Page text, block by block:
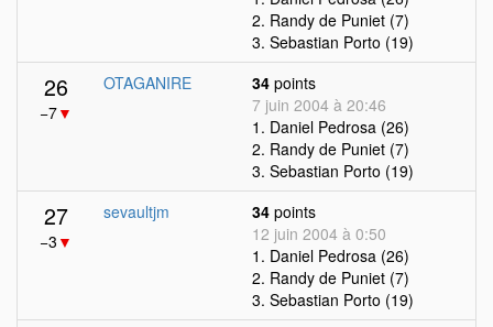
2. Randy de Puniet (7)
3. Sebastian Porto (19)
26
−7▼
OTAGANIRE 34 points
7 juin 2004 à 20:46
1. Daniel Pedrosa (26)
2. Randy de Puniet (7)
3. Sebastian Porto (19)
27
−3 ▼
sevaultjm 34 points
12 juin 2004 à 0:50
1. Daniel Pedrosa (26)
2. Randy de Puniet (7)
3. Sebastian Porto (19)